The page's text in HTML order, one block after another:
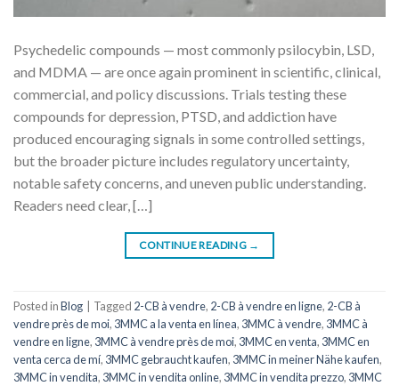
Psychedelic compounds — most commonly psilocybin, LSD,
and MDMA — are once again prominent in scientific, clinical,
commercial, and policy discussions. Trials testing these
compounds for depression, PTSD, and addiction have
produced encouraging signals in some controlled settings,
but the broader picture includes regulatory uncertainty,
notable safety concerns, and uneven public understanding.
Readers need clear, […]
CONTINUE READING →
Posted inBlog Tagged 2-CB à vendre, 2-CB à vendre en ligne, 2-CB à
vendre près de moi, 3MMC a la venta en línea, 3MMC à vendre, 3MMC à
vendre en ligne, 3MMC à vendre près de moi, 3MMC en venta, 3MMC en
venta cerca de mí, 3MMC gebraucht kaufen, 3MMC in meiner Nähe kaufen,
3MMC in vendita, 3MMC in vendita online, 3MMC in vendita prezzo, 3MMC